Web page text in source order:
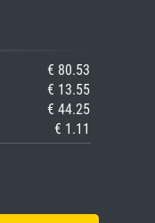
€ 80.53
€ 13.55
€ 44.25
€ 1.11